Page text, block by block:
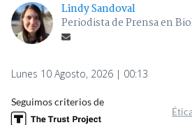
Lindy Sandoval
Periodista de Prensa en
Lunes 10 Agosto, 2026 | 00:13
Seguimos criterios de